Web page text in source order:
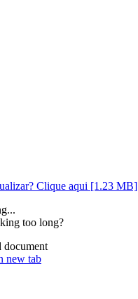
Clique aqui [1.23 MB]
too long?
document
new tab